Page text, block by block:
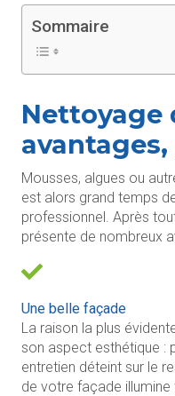
Sommaire
Nettoyage
Mousses, algues ou
est alors grand temps
professionnel. Après
présente de nombreux
Une belle façade
La raison la plus
son aspect esthétique :
entretien déteint sur le
de votre façade